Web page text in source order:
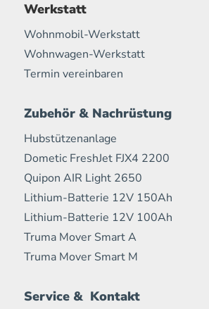
Werkstatt
Wohnmobil-Werkstatt
Wohnwagen-Werkstatt
Termin vereinbaren
Zubehör & Nachrüstung
Hubstützenanlage
Dometic FreshJet FJX4 2200
Quipon AIR Light 2650
Lithium-Batterie 12V 150Ah
Lithium-Batterie 12V 100Ah
Truma Mover Smart A
Truma Mover Smart M
Service & Kontakt